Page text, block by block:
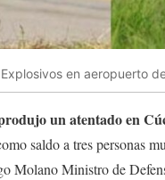
en aeropuerto
un atentado en
saldo a tres personas
Molano Ministro de